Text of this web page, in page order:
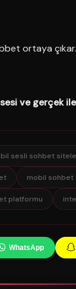
ortaya çıkar.
ve gerçek
sesli sohbet
mobil sohbet
platformu
WhatsApp